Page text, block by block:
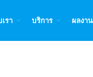
รา บริการ ผลงาน